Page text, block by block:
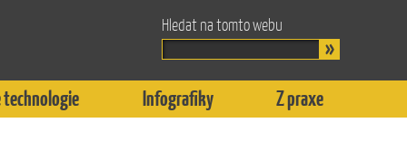
Hledat na tomto webu
technologie Infografiky Z praxe